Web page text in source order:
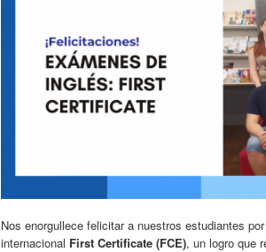
Nos enorgullece felicitar a nuestros estudiantes
internacional First Certificate (FCE), un logro que